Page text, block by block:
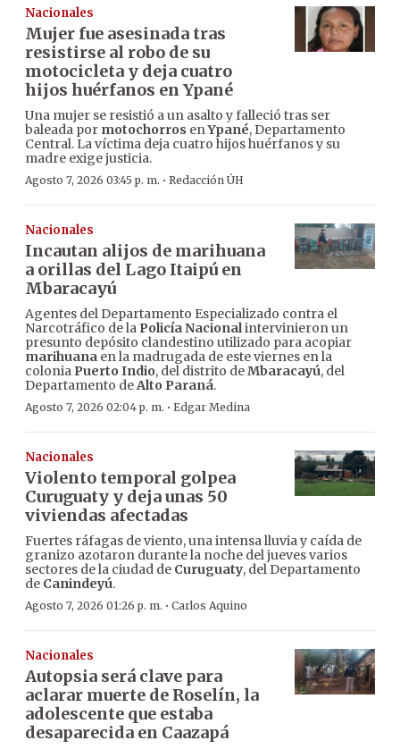
Nacionales
Mujer fue asesinada tras
resistirse al robo de su
motocicleta y deja cuatro
hijos huérfanos en Ypané
Una mujer se resistió a un asalto y falleció tras ser
baleada por motochorros enYpané, Departamento
Central. La víctima deja cuatro hijos huérfanos y su
madre exige justicia.
Agosto 7, 2026 03:45 p. m. · Redacción ÚH
Nacionales
Incautan alijos de marihuana
a orillas del Lago Itaipú en
Mbaracayú
Agentes del Departamento Especializado contra el
Narcotráfico de la Policía Nacionalintervinieron un
presunto depósito clandestino utilizado para acopiar
marihuana en la madrugada de este viernes en la
colonia Puerto Indio, del distrito deMbaracayú, del
Departamento deAlto Paraná.
Agosto 7, 2026 02:04 p. m. · Edgar Medina
Nacionales
Violento temporal golpea
Curuguaty y deja unas 50
viviendas afectadas
Fuertes ráfagas de viento, una intensa lluvia y caída de
granizo azotaron durante la noche del jueves varios
sectores de la ciudad de Curuguaty, del Departamento
de Canindeyú.
Agosto 7, 2026 01:26 p. m. · Carlos Aquino
Nacionales
Autopsia será clave para
aclarar muerte de Roselín, la
adolescente que estaba
desaparecida en Caazapá